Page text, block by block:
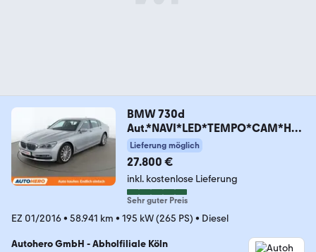
BMW 730d
Aut.*NAVI*LED*TEMPO*CAM*HU
D*AHK*PDC*
Lieferung möglich
27.800 €
inkl. kostenlose Lieferung
Sehr guter Preis
EZ 01/2016• 58.941 km • 195 kW (265 PS) • Diesel
Autohero GmbH - Abholfiliale Köln